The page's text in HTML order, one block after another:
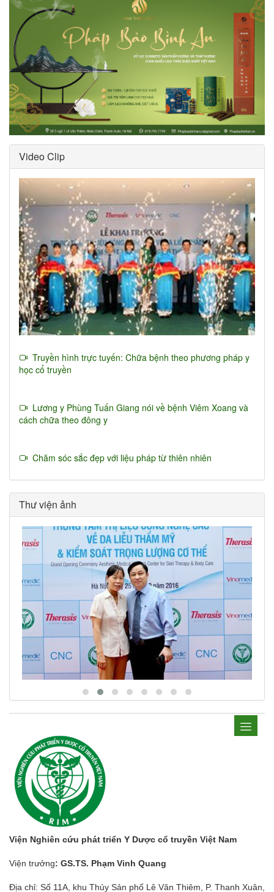
Video Clip
Truyền hình trực tuyến: Chữa bệnh theo phương pháp y
học cổ truyền
Lương y Phùng Tuấn Giang nói về bệnh Viêm Xoang và
cách chữa theo đông y
Chăm sóc sắc đẹp với liệu pháp từ thiên nhiên
Thư viện ảnh
Viện Nghiên cứu phát triển Y Dược cổ truyền Việt Nam
Viện trưởng: GS.TS. Phạm Vinh Quang
Địa chỉ: Số 11A, khu Thủy Sản phố Lê Văn Thiêm, P. Thanh Xuân,